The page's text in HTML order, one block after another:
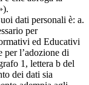
dati personali è: a.
per
ed Educativi
l’adozione di
1, lettera b del
dei dati sia